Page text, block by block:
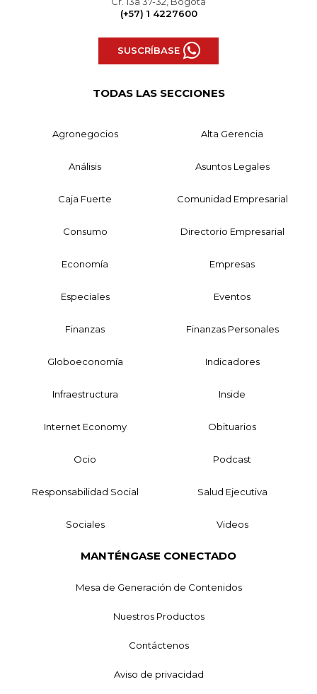
(+57) 1 4227600
SUSCRÍBASE
TODAS LAS SECCIONES
Agronegocios Alta Gerencia
Análisis Asuntos Legales
Caja Fuerte Comunidad Empresarial
Consumo Directorio Empresarial
Economía Empresas
Especiales Eventos
Finanzas Finanzas Personales
Globoeconomía Indicadores
Infraestructura Inside
Internet Economy Obituarios
Ocio Podcast
Responsabilidad Social Salud Ejecutiva
Sociales Videos
MANTÉNGASE CONECTADO
Mesa de Generación de Contenidos
Nuestros Productos
Contáctenos
Aviso de privacidad